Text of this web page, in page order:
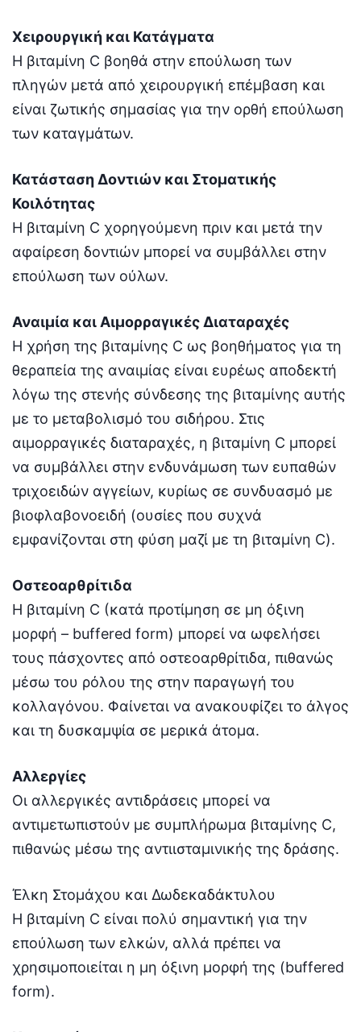
Χειρουργική και Κατάγματα
Η βιταμίνη C βοηθά στην επούλωση των
πληγών μετά από χειρουργική επέμβαση και
είναι ζωτικής σημασίας για την ορθή επούλωση
των καταγμάτων.
Κατάσταση Δοντιών και Στοματικής
Κοιλότητας
Η βιταμίνη C χορηγούμενη πριν και μετά την
αφαίρεση δοντιών μπορεί να συμβάλλει στην
επούλωση των ούλων.
Αναιμία και Αιμορραγικές Διαταραχές
Η χρήση της βιταμίνης C ως βοηθήματος για τη
θεραπεία της αναιμίας είναι ευρέως αποδεκτή
λόγω της στενής σύνδεσης της βιταμίνης αυτής
με το μεταβολισμό του σιδήρου. Στις
αιμορραγικές διαταραχές, η βιταμίνη C μπορεί
να συμβάλλει στην ενδυνάμωση των ευπαθών
τριχοειδών αγγείων, κυρίως σε συνδυασμό με
βιοφλαβονοειδή (ουσίες που συχνά
εμφανίζονται στη φύση μαζί με τη βιταμίνη C).
Οστεοαρθρίτιδα
Η βιταμίνη C (κατά προτίμηση σε μη όξινη
μορφή – buffered form) μπορεί να ωφελήσει
τους πάσχοντες από οστεοαρθρίτιδα, πιθανώς
μέσω του ρόλου της στην παραγωγή του
κολλαγόνου. Φαίνεται να ανακουφίζει το άλγος
και τη δυσκαμψία σε μερικά άτομα.
Αλλεργίες
Οι αλλεργικές αντιδράσεις μπορεί να
αντιμετωπιστούν με συμπλήρωμα βιταμίνης C,
πιθανώς μέσω της αντιισταμινικής της δράσης.
Έλκη Στομάχου και Δωδεκαδάκτυλου
Η βιταμίνη C είναι πολύ σημαντική για την
επούλωση των ελκών, αλλά πρέπει να
χρησιμοποιείται η μη όξινη μορφή της (buffered
form).